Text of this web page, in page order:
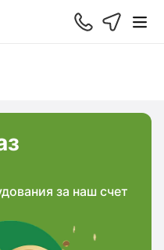
за наш счет